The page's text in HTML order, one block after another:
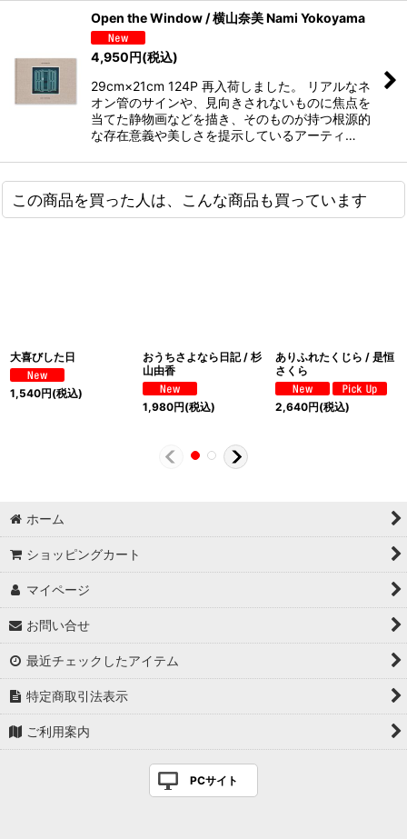
Open the Window / 横山奈美 Nami Yokoyama
4,950円(税込)
29cm×21cm 124P 再入荷しました。 リアルなネ
オン管のサインや、見向きされないものに焦点を
当てた静物画などを描き、そのものが持つ根源的
な存在意義や美しさを提示しているアーティ…
この商品を買った人は、こんな商品も買っています
大喜びした日
1,540円(税込)
おうちさよなら日記 / 杉
山由香
1,980円(税込)
ありふれたくじら / 是恒
さくら
2,640円(税込)
ホーム
ショッピングカート
マイページ
お問い合せ
最近チェックしたアイテム
特定商取引法表示
ご利用案内
PCサイト